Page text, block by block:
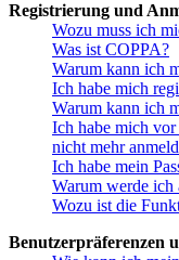
Registrierung und
Wozu muss ich
Was ist COPPA?
Warum kann ich
Ich habe mich
Warum kann ich
Ich habe mich
nicht mehr
Ich habe mein
Warum werde ich
Wozu ist die
Benutzerpräferenzen